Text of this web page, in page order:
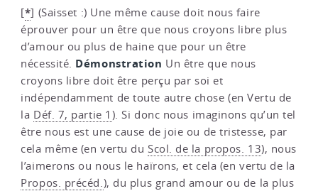
[*] (Saisset :) Une même cause doit nous faire
éprouver pour un être que nous croyons libre plus
d’amour ou plus de haine que pour un être
nécessité. Démonstration Un être que nous
croyons libre doit être perçu par soi et
indépendamment de toute autre chose (en Vertu de
la Déf. 7, partie 1 ). Si donc nous imaginons qu’un tel
être nous est une cause de joie ou de tristesse, par
cela même (en vertu du Scol. de la propos. 13), nous
l’aimerons ou nous le haïrons, et cela (en vertu de la
Propos. précéd.), du plus grand amour ou de la plus